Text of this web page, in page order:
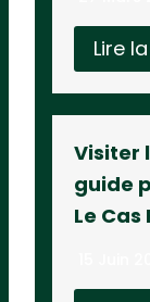
Lire
Visiter
guide
Le Cas